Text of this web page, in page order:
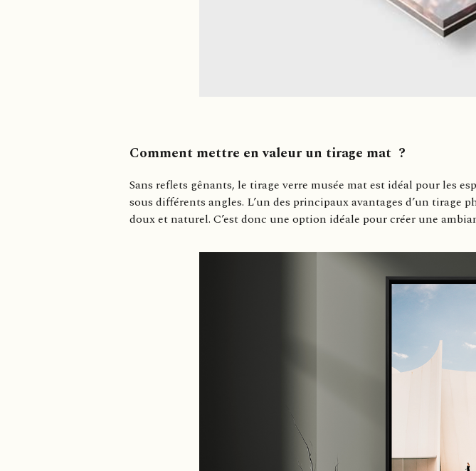
Comment mettre en valeur un tirage mat ?
Sans reflets gênants, le tirage verre musée mat est idéal pour les
sous différents angles. L’un des principaux avantages d’un
doux et naturel. C’est donc une option idéale pour créer une